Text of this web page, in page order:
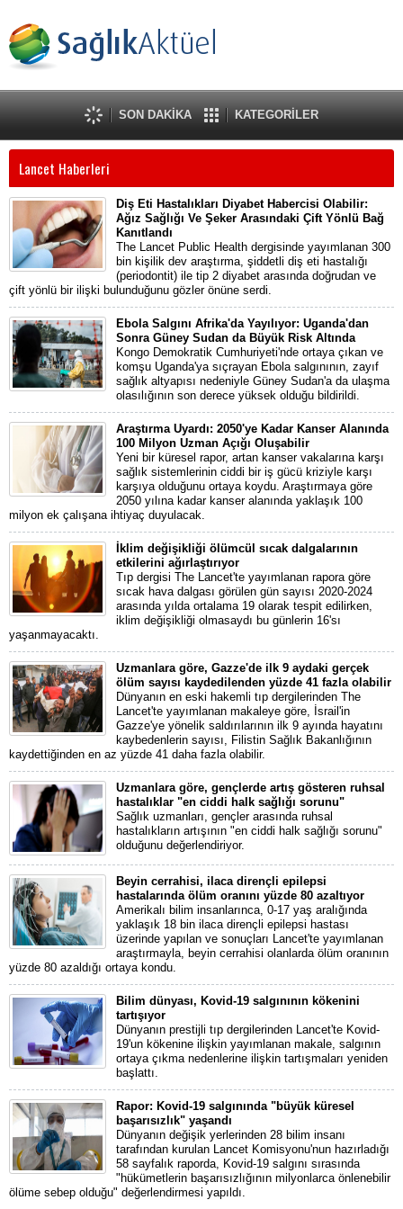
SON DAKİKA KATEGORİLER
Lancet Haberleri
Diş Eti Hastalıkları Diyabet Habercisi Olabilir:
Ağız Sağlığı Ve Şeker Arasındaki Çift Yönlü Bağ
Kanıtlandı
The Lancet Public Health dergisinde yayımlanan 300
bin kişilik dev araştırma, şiddetli diş eti hastalığı
(periodontit) ile tip 2 diyabet arasında doğrudan ve
çift yönlü bir ilişki bulunduğunu gözler önüne serdi.
Ebola Salgını Afrika'da Yayılıyor: Uganda'dan
Sonra Güney Sudan da Büyük Risk Altında
Kongo Demokratik Cumhuriyeti'nde ortaya çıkan ve
komşu Uganda'ya sıçrayan Ebola salgınının, zayıf
sağlık altyapısı nedeniyle Güney Sudan'a da ulaşma
olasılığının son derece yüksek olduğu bildirildi.
Araştırma Uyardı: 2050'ye Kadar Kanser Alanında
100 Milyon Uzman Açığı Oluşabilir
Yeni bir küresel rapor, artan kanser vakalarına karşı
sağlık sistemlerinin ciddi bir iş gücü kriziyle karşı
karşıya olduğunu ortaya koydu. Araştırmaya göre
2050 yılına kadar kanser alanında yaklaşık 100
milyon ek çalışana ihtiyaç duyulacak.
İklim değişikliği ölümcül sıcak dalgalarının
etkilerini ağırlaştırıyor
Tıp dergisi The Lancet'te yayımlanan rapora göre
sıcak hava dalgası görülen gün sayısı 2020-2024
arasında yılda ortalama 19 olarak tespit edilirken,
iklim değişikliği olmasaydı bu günlerin 16'sı
yaşanmayacaktı.
Uzmanlara göre, Gazze'de ilk 9 aydaki gerçek
ölüm sayısı kaydedilenden yüzde 41 fazla olabilir
Dünyanın en eski hakemli tıp dergilerinden The
Lancet'te yayımlanan makaleye göre, İsrail'in
Gazze'ye yönelik saldırılarının ilk 9 ayında hayatını
kaybedenlerin sayısı, Filistin Sağlık Bakanlığının
kaydettiğinden en az yüzde 41 daha fazla olabilir.
Uzmanlara göre, gençlerde artış gösteren ruhsal
hastalıklar "en ciddi halk sağlığı sorunu"
Sağlık uzmanları, gençler arasında ruhsal
hastalıkların artışının "en ciddi halk sağlığı sorunu"
olduğunu değerlendiriyor.
Beyin cerrahisi, ilaca dirençli epilepsi
hastalarında ölüm oranını yüzde 80 azaltıyor
Amerikalı bilim insanlarınca, 0-17 yaş aralığında
yaklaşık 18 bin ilaca dirençli epilepsi hastası
üzerinde yapılan ve sonuçları Lancet'te yayımlanan
araştırmayla, beyin cerrahisi olanlarda ölüm oranının
yüzde 80 azaldığı ortaya kondu.
Bilim dünyası, Kovid-19 salgınının kökenini
tartışıyor
Dünyanın prestijli tıp dergilerinden Lancet'te Kovid-
19'un kökenine ilişkin yayımlanan makale, salgının
ortaya çıkma nedenlerine ilişkin tartışmaları yeniden
başlattı.
Rapor: Kovid-19 salgınında "büyük küresel
başarısızlık" yaşandı
Dünyanın değişik yerlerinden 28 bilim insanı
tarafından kurulan Lancet Komisyonu'nun hazırladığı
58 sayfalık raporda, Kovid-19 salgını sırasında
"hükümetlerin başarısızlığının milyonlarca önlenebilir
ölüme sebep olduğu" değerlendirmesi yapıldı.